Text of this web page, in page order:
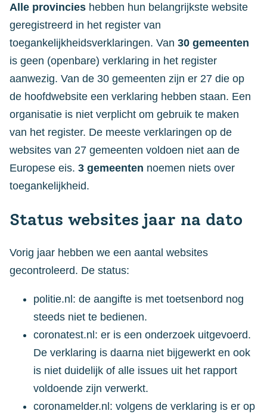
Alle provincies hebben hun belangrijkste website
geregistreerd in het register van
toegankelijkheidsverklaringen. Van 30 gemeenten
is geen (openbare) verklaring in het register
aanwezig. Van de 30 gemeenten zijn er 27 die op
de hoofdwebsite een verklaring hebben staan. Een
organisatie is niet verplicht om gebruik te maken
van het register. De meeste verklaringen op de
websites van 27 gemeenten voldoen niet aan de
Europese eis. 3 gemeenten noemen niets over
toegankelijkheid.
Status websites jaar na dato
Vorig jaar hebben we een aantal websites
gecontroleerd. De status:
politie.nl: de aangifte is met toetsenbord nog
steeds niet te bedienen.
coronatest.nl: er is een onderzoek uitgevoerd.
De verklaring is daarna niet bijgewerkt en ook
is niet duidelijk of alle issues uit het rapport
voldoende zijn verwerkt.
coronamelder.nl: volgens de verklaring is er op